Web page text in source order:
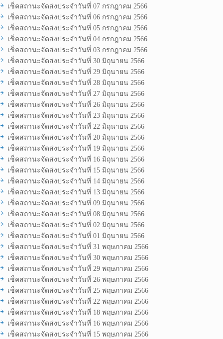
เช็คสถานะจัดส่งประจำวันที่ 07 กรกฎาคม 2566
เช็คสถานะจัดส่งประจำวันที่ 06 กรกฎาคม 2566
เช็คสถานะจัดส่งประจำวันที่ 05 กรกฎาคม 2566
เช็คสถานะจัดส่งประจำวันที่ 04 กรกฎาคม 2566
เช็คสถานะจัดส่งประจำวันที่ 03 กรกฎาคม 2566
เช็คสถานะจัดส่งประจำวันที่ 30 มิถุนายน 2566
เช็คสถานะจัดส่งประจำวันที่ 29 มิถุนายน 2566
เช็คสถานะจัดส่งประจำวันที่ 28 มิถุนายน 2566
เช็คสถานะจัดส่งประจำวันที่ 27 มิถุนายน 2566
เช็คสถานะจัดส่งประจำวันที่ 26 มิถุนายน 2566
เช็คสถานะจัดส่งประจำวันที่ 23 มิถุนายน 2566
เช็คสถานะจัดส่งประจำวันที่ 22 มิถุนายน 2566
เช็คสถานะจัดส่งประจำวันที่ 20 มิถุนายน 2566
เช็คสถานะจัดส่งประจำวันที่ 19 มิถุนายน 2566
เช็คสถานะจัดส่งประจำวันที่ 16 มิถุนายน 2566
เช็คสถานะจัดส่งประจำวันที่ 15 มิถุนายน 2566
เช็คสถานะจัดส่งประจำวันที่ 14 มิถุนายน 2566
เช็คสถานะจัดส่งประจำวันที่ 13 มิถุนายน 2566
เช็คสถานะจัดส่งประจำวันที่ 09 มิถุนายน 2566
เช็คสถานะจัดส่งประจำวันที่ 08 มิถุนายน 2566
เช็คสถานะจัดส่งประจำวันที่ 02 มิถุนายน 2566
เช็คสถานะจัดส่งประจำวันที่ 01 มิถุนายน 2566
เช็คสถานะจัดส่งประจำวันที่ 31 พฤษภาคม 2566
เช็คสถานะจัดส่งประจำวันที่ 30 พฤษภาคม 2566
เช็คสถานะจัดส่งประจำวันที่ 29 พฤษภาคม 2566
เช็คสถานะจัดส่งประจำวันที่ 26 พฤษภาคม 2566
เช็คสถานะจัดส่งประจำวันที่ 25 พฤษภาคม 2566
เช็คสถานะจัดส่งประจำวันที่ 22 พฤษภาคม 2566
เช็คสถานะจัดส่งประจำวันที่ 18 พฤษภาคม 2566
เช็คสถานะจัดส่งประจำวันที่ 16 พฤษภาคม 2566
เช็คสถานะจัดส่งประจำวันที่ 15 พฤษภาคม 2566